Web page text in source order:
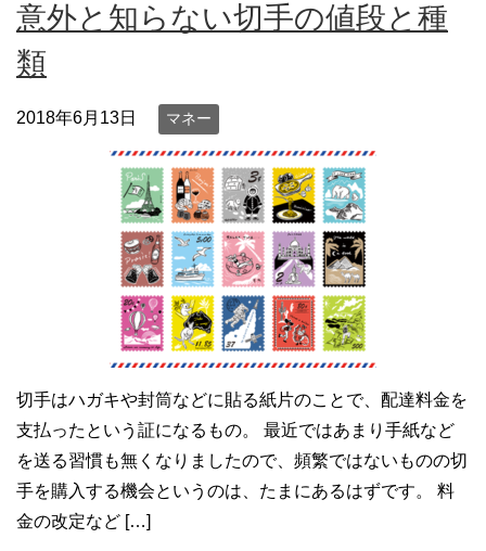
意外と知らない切手の値段と種
類
2018年6月13日 マネー
切手はハガキや封筒などに貼る紙片のことで、配達料金を
支払ったという証になるもの。 最近ではあまり手紙など
を送る習慣も無くなりましたので、頻繁ではないものの切
手を購入する機会というのは、たまにあるはずです。 料
金の改定など […]